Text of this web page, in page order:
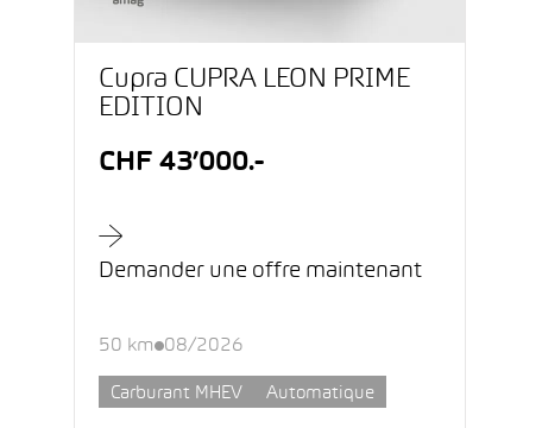
Cupra CUPRA LEON PRIME
EDITION
CHF 43’000.-
Demander une offre maintenant
50 km 08/2026
Carburant MHEV Automatique